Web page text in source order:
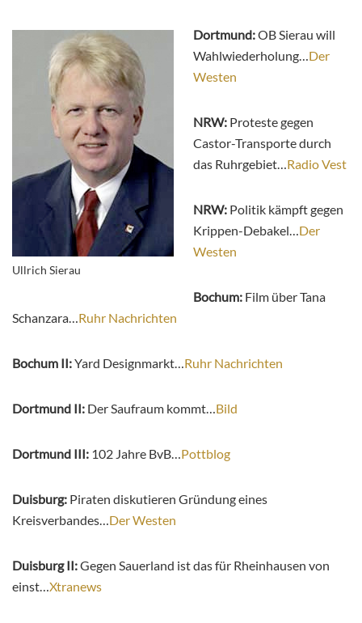
Ullrich Sierau
Dortmund:OB Sierau will
Wahlwiederholung…Der
Westen
NRW: Proteste gegen
Castor-Transporte durch
das Ruhrgebiet…Radio Vest
NRW: Politik kämpft gegen
Krippen-Debakel…Der
Westen
Bochum: Film über Tana
Schanzara…Ruhr Nachrichten
Bochum II:Yard Designmarkt…Ruhr Nachrichten
Dortmund II: Der Saufraum kommt…Bild
Dortmund III: 102 Jahre BvB…Pottblog
Duisburg: Piraten diskutieren Gründung eines
Kreisverbandes…Der Westen
Duisburg II:Gegen Sauerland ist das für Rheinhausen von
einst…Xtranews